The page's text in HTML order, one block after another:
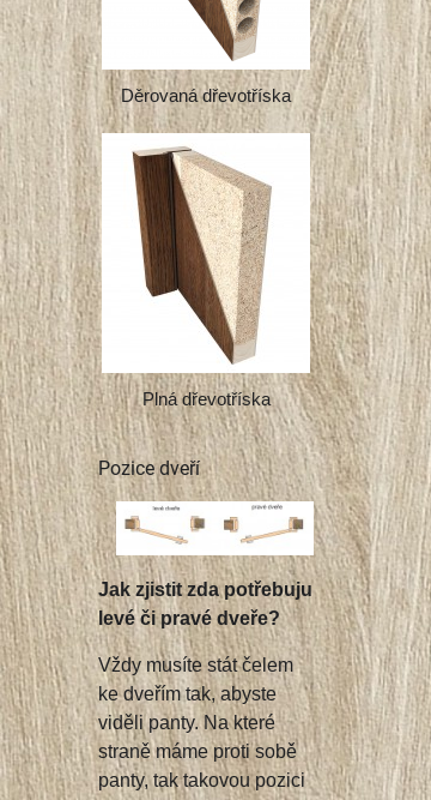
Děrovaná dřevotříska
Plná dřevotříska
Pozice dveří
Jak zjistit zda potřebuju
levé či pravé dveře?
Vždy musíte stát čelem
ke dveřím tak, abyste
viděli panty. Na které
straně máme proti sobě
panty, tak takovou pozici